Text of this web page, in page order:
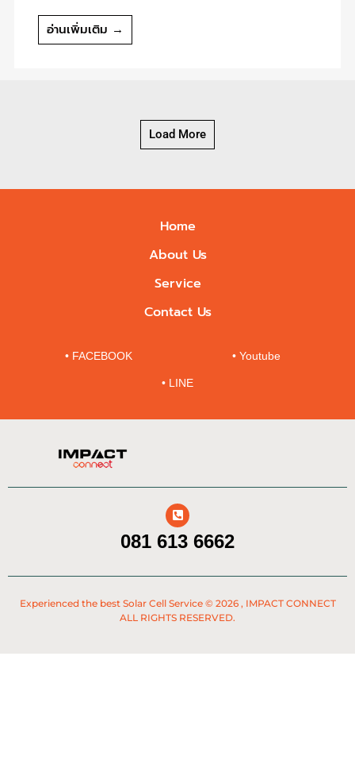
อ่านเพิ่มเติม →
Load More
Home
About Us
Service
Contact Us
• FACEBOOK • Youtube
• LINE
081 613 6662
Experienced the best Solar Cell Service © 2026 , IMPACT CONNECT
ALL RIGHTS RESERVED.